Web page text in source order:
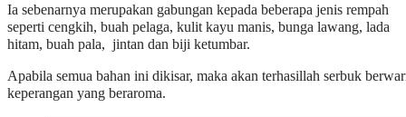
Ia sebenarnya merupakan gabungan kepada beberapa jenis rempah
seperti cengkih, buah pelaga, kulit kayu manis, bunga lawang, lada
hitam, buah pala, jintan dan biji ketumbar.
Apabila semua bahan ini dikisar, maka akan terhasillah serbuk
keperangan yang beraroma.